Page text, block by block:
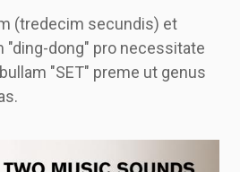
(tredecim secundis) et
"ding-dong" pro necessitate
"SET" preme ut genus